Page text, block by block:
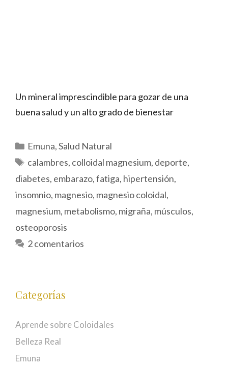
Un mineral imprescindible para gozar de una
buena salud y un alto grado de bienestar
Categorías
Emuna,Salud Natural
Etiquetas
calambres, colloidal magnesium, deporte,
diabetes, embarazo,fatiga, hipertensión,
insomnio, magnesio, magnesio coloidal,
magnesium, metabolismo, migraña, músculos,
osteoporosis
2 comentarios
Categorías
Aprende sobre Coloidales
Belleza Real
Emuna